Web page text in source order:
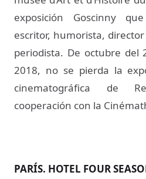
exposición Goscinny
escritor, humorista,
periodista. De octubre del
2018, no se pierda la
cinematográfica de
cooperación con la
PARÍS. HOTEL FOUR